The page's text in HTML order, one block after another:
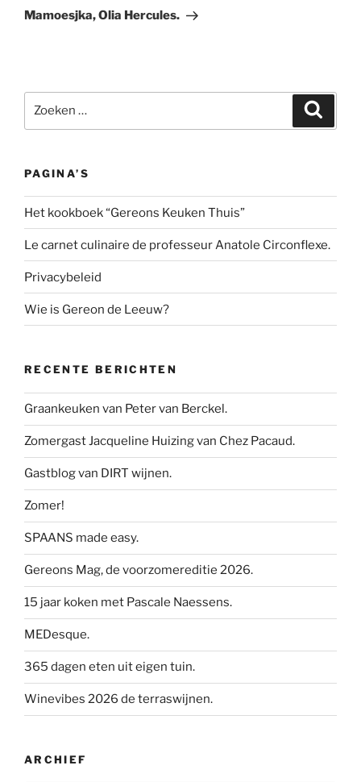
bericht
Mamoesjka, Olia Hercules.
naar:
PAGINA’S
Het kookboek “Gereons Keuken Thuis”
Le carnet culinaire de professeur Anatole Circonflexe.
Privacybeleid
Wie is Gereon de Leeuw?
RECENTE BERICHTEN
Graankeuken van Peter van Berckel.
Zomergast Jacqueline Huizing van Chez Pacaud.
Gastblog van DIRT wijnen.
Zomer!
SPAANS made easy.
Gereons Mag, de voorzomereditie 2026.
15 jaar koken met Pascale Naessens.
MEDesque.
365 dagen eten uit eigen tuin.
Winevibes 2026 de terraswijnen.
ARCHIEF